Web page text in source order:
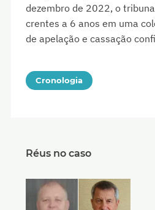
dezembro de 2022, o
crentes a 6 anos em uma
de apelação e cassação
Cronologia
Réus no caso